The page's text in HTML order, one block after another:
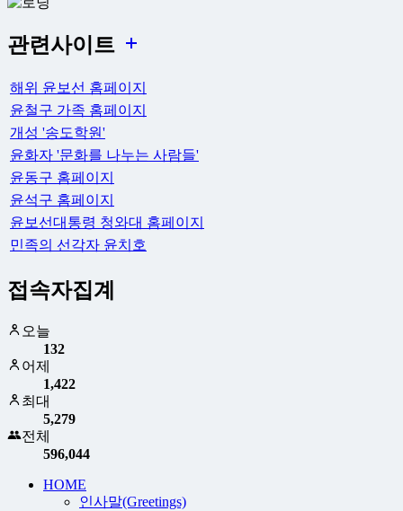
관련사이트
해위 윤보선 홈페이지
윤철구 가족 홈페이지
개성 '송도학원'
윤화자 '문화를 나누는 사람들'
윤동구 홈페이지
윤석구 홈페이지
윤보선대통령 청와대 홈페이지
민족의 선각자 윤치호
접속자집계
오늘
132
어제
1,422
최대
5,279
전체
596,044
HOME
인사말(Greetings)